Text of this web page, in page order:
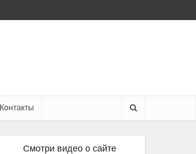
Контакты
Смотри видео о сайте